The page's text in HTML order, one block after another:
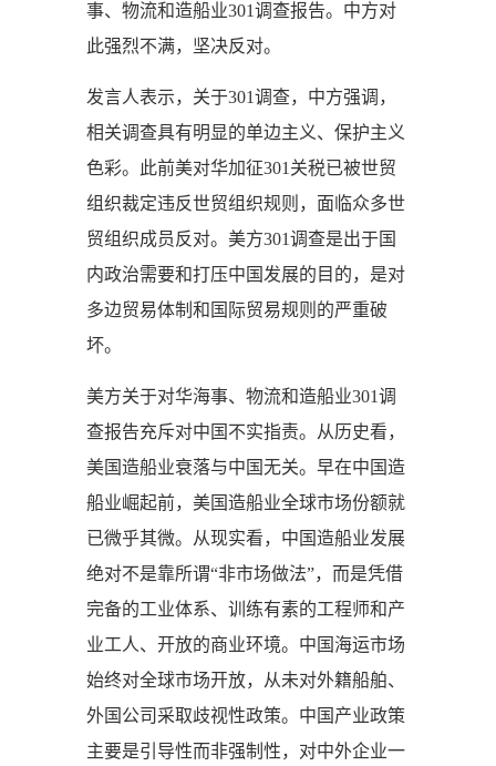
事、物流和造船业301调查报告。中方对
此强烈不满，坚决反对。
发言人表示，关于301调查，中方强调，
相关调查具有明显的单边主义、保护主义
色彩。此前美对华加征301关税已被世贸
组织裁定违反世贸组织规则，面临众多世
贸组织成员反对。美方301调查是出于国
内政治需要和打压中国发展的目的，是对
多边贸易体制和国际贸易规则的严重破
坏。
美方关于对华海事、物流和造船业301调
查报告充斥对中国不实指责。从历史看，
美国造船业衰落与中国无关。早在中国造
船业崛起前，美国造船业全球市场份额就
已微乎其微。从现实看，中国造船业发展
绝对不是靠所谓“非市场做法”，而是凭借
完备的工业体系、训练有素的工程师和产
业工人、开放的商业环境。中国海运市场
始终对全球市场开放，从未对外籍船舶、
外国公司采取歧视性政策。中国产业政策
主要是引导性而非强制性，对中外企业一